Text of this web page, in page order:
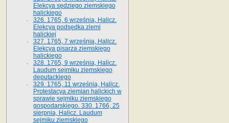
Elekcya sędziego ziemskiego
halickiego
326. 1765, 6 września, Halicz.
Elekcya podsędka ziemi
halickiej
327. 1765, 7 września, Halicz.
Elekcya pisarza ziemskiego
halickiego
328. 1765, 9 września, Halicz.
Laudum sejmiku ziemskiego
deputackiego
329. 1765, 11 września, Halicz.
Protestacya ziemian halickich w
sprawie sejmiku ziemskiego
gospodarskiego. 330. 1766, 25
sierpnia, Halicz. Laudum
sejmiku ziemskiego